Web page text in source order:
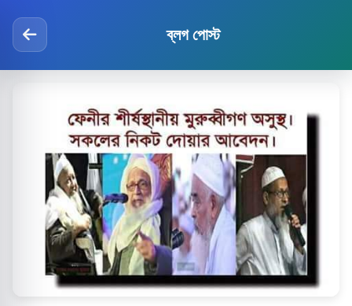
ব্লগ পোস্ট